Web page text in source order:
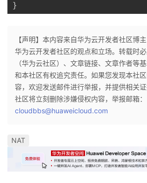
}
【声明】本内容来自华为云开发者社区博
华为云开发者社区的观点和立场。转载时
（华为云社区）、文章链接、文章作者等
和本社区有权追究责任。如果您发现本社
容，欢迎发送邮件进行举报，并提供相关
社区将立刻删除涉嫌侵权内容，举报邮箱：
cloudbbs@huaweicloud.com
NAT